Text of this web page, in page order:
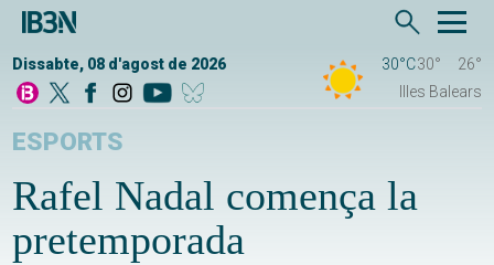
Dissabte, 08 d'agost de 2026 30°C30°
26°
Illes Balears
ESPORTS
Rafel Nadal comença la
pretemporada